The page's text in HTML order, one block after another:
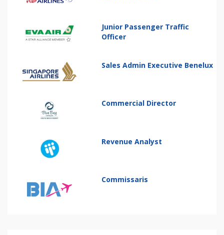
Junior Passenger Traffic
Officer
Sales Admin Executive Benelux
Commercial Director
Revenue Analyst
Commissaris